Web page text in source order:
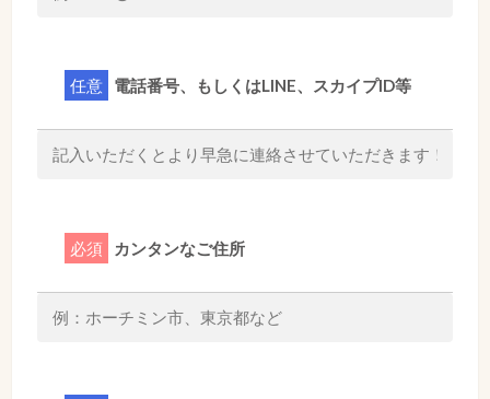
任意 電話番号、もしくはLINE、スカイプID等
必須 カンタンなご住所